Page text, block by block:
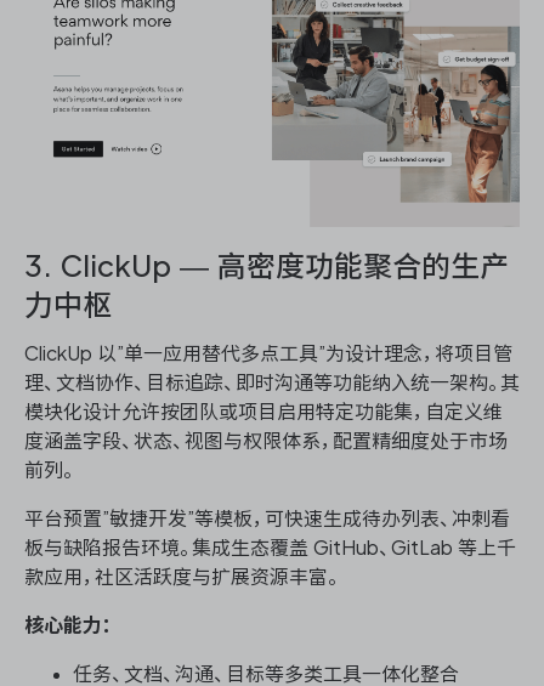
3. ClickUp — 高密度功能聚合的生产
力中枢
ClickUp 以”单一应用替代多点工具”为设计理念，将项目管
理、文档协作、目标追踪、即时沟通等功能纳入统一架构。其
模块化设计允许按团队或项目启用特定功能集，自定义维
度涵盖字段、状态、视图与权限体系，配置精细度处于市场
前列。
平台预置”敏捷开发”等模板，可快速生成待办列表、冲刺看
板与缺陷报告环境。集成生态覆盖 GitHub、GitLab 等上千
款应用，社区活跃度与扩展资源丰富。
核心能力：
任务、文档、沟通、目标等多类工具一体化整合